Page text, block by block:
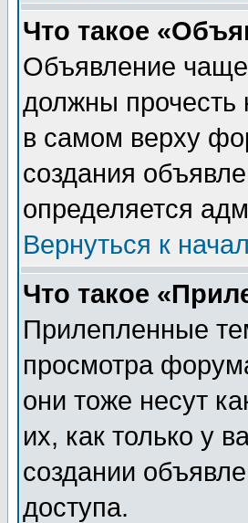
Что такое
Объявление
должны прочесть
в самом верху
создания
определяется
Вернуться к
Что такое
Прилепленные
просмотра
они тоже несут
их, как только у
создании
доступа.